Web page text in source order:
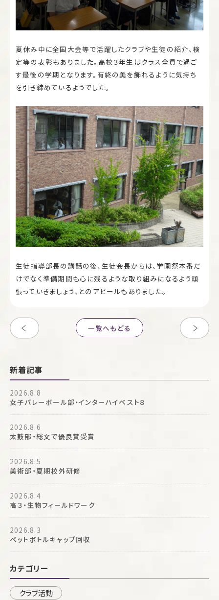
夏休み中に全国大会等で活躍したクラブや生徒の紹介、検
定等の表彰もありました。高校３年生はクラス全員で過ご
す最後の学期となります。有終の美を飾れるように気持ち
を引き締めているようでした。
生徒指導部長の講話の後、生徒会長からは、学園祭本番だ
けでなく準備期間も心に残るような取り組みになるよう頑
張っていきましょう、とのアピールもありました。
一覧へもどる
新着記事
2026.8.8
女子バレーボール部・インターハイベスト８
2026.8.6
太鼓部・総文で優良賞受賞
2026.8.5
美術部・夏期校外研修
2026.8.4
高３・生物フィールドワーク
2026.8.3
ペットボトルキャップ回収
カテゴリー
クラブ活動